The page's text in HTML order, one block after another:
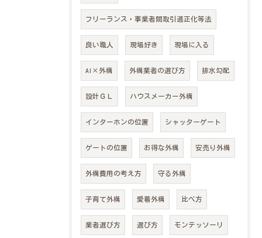
フリーランス・事業者間取引適正化等法
良い職人 現場好き 現場に入る
AI×外構 外構業者の選び方 排水勾配
設計ＧＬ ハウスメーカー外構
インターホンの位置 シャッターゲート
ゲートの位置 お得な外構 安売り外構
外構費用の考え方 守る外構
子育て外構 愛着外構 比べ方
業者選び方 選び方 モンテッソーリ